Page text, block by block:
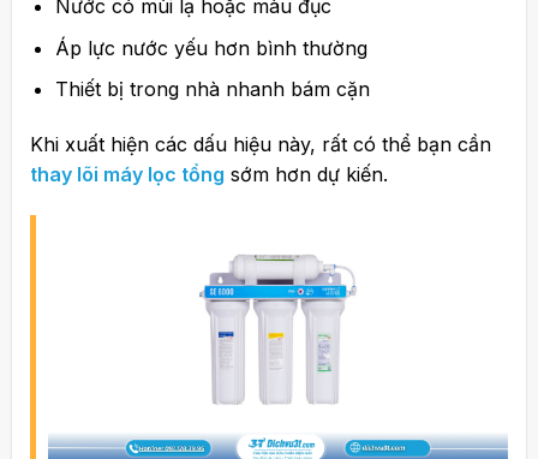
Nước có mùi lạ hoặc màu đục
Áp lực nước yếu hơn bình thường
Thiết bị trong nhà nhanh bám cặn
Khi xuất hiện các dấu hiệu này, rất có thể bạn cần
thay lõi máy lọc tổng sớm hơn dự kiến.